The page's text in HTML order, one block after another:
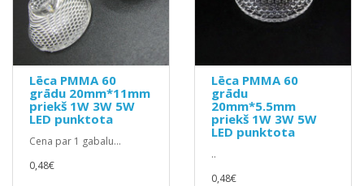
Lēca PMMA 60
grādu 20mm*11mm
priekš 1W 3W 5W
LED punktota
Cena par 1 gabalu...
0,48€
Lēca PMMA 60
grādu
20mm*5.5mm
priekš 1W 3W 5W
LED punktota
..
0,48€